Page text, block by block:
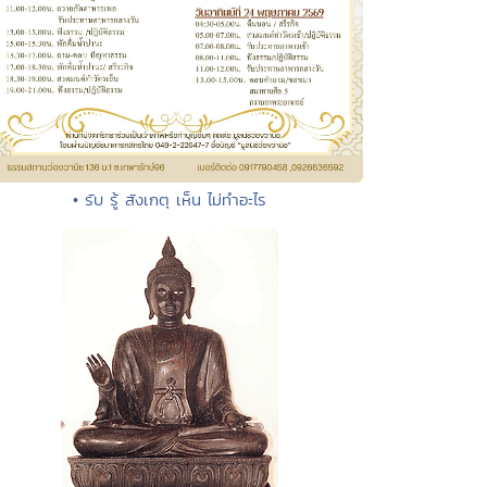
• รับ รู้ สังเกตุ เห็น ไม่ทำอะไร